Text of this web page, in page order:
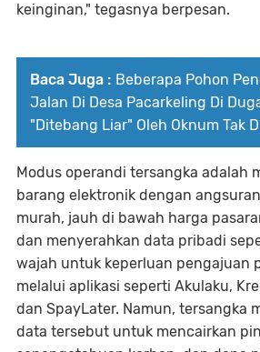
keinginan," tegasnya berpesan.
Baca Juga : Beberapa Pohon
Jalan Di Desa Pacarkeling Di
"Ditebang Liar" Oleh Oknum Tak
Modus operandi tersangka adalah
barang elektronik dengan
murah, jauh di bawah harga
dan menyerahkan data pribadi
wajah untuk keperluan pengajuan
melalui aplikasi seperti Akulaku,
dan SpayLater. Namun, tersangka
data tersebut untuk mencairkan